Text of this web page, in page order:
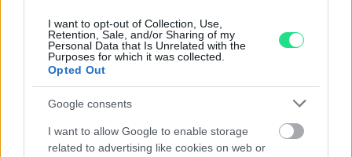
I want to opt-out of Collection, Use,
Retention, Sale, and/or Sharing of my
Personal Data that Is Unrelated with the
Purposes for which it was collected.
Opted Out
Google consents
I want to allow Google to enable storage
related to advertising like cookies on web or
videochiamata:
Cognome e Nome *
Numero di telefono